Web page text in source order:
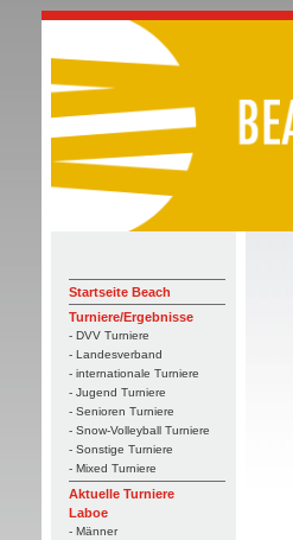
Startseite Beach
Turniere/Ergebnisse
- DVV Turniere
- Landesverband
- internationale Turniere
- Jugend Turniere
- Senioren Turniere
- Snow-Volleyball Turniere
- Sonstige Turniere
- Mixed Turniere
Aktuelle Turniere
Laboe
- Männer